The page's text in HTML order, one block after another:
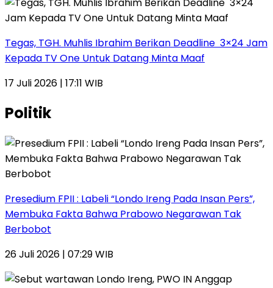
Tegas, TGH. Muhlis Ibrahim Berikan Deadline 3×24 Jam
Kepada TV One Untuk Datang Minta Maaf
17 Juli 2026 | 17:11 WIB
Politik
Presedium FPII : Labeli “Londo Ireng Pada Insan Pers”,
Membuka Fakta Bahwa Prabowo Negarawan Tak
Berbobot
26 Juli 2026 | 07:29 WIB